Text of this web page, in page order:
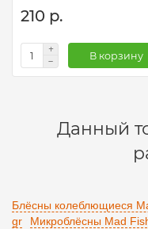
210 р.
В корзину
Данный
Блёсны колеблющиеся
gr
Микроблёсны Mad